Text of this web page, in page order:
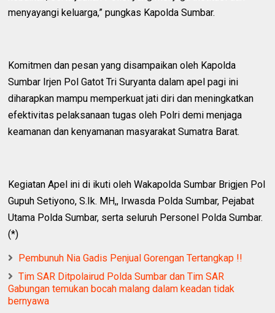
menyayangi keluarga,” pungkas Kapolda Sumbar.
Komitmen dan pesan yang disampaikan oleh Kapolda
Sumbar Irjen Pol Gatot Tri Suryanta dalam apel pagi ini
diharapkan mampu memperkuat jati diri dan meningkatkan
efektivitas pelaksanaan tugas oleh Polri demi menjaga
keamanan dan kenyamanan masyarakat Sumatra Barat.
Kegiatan Apel ini di ikuti oleh Wakapolda Sumbar Brigjen Pol
Gupuh Setiyono, S.Ik. MH,, Irwasda Polda Sumbar, Pejabat
Utama Polda Sumbar, serta seluruh Personel Polda Sumbar.
(*)
Pembunuh Nia Gadis Penjual Gorengan Tertangkap !!
Tim SAR Ditpolairud Polda Sumbar dan Tim SAR
Gabungan temukan bocah malang dalam keadan tidak
bernyawa